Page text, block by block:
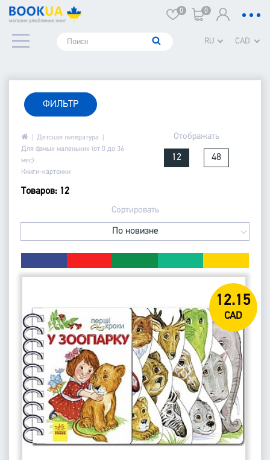
0 0
RU CAD
ФИЛЬТР
Детская литература
Для самых маленьких (от 0 до 36
мес)
Книги-картонки
Товаров: 12
Отображать
12 48
Сортировать
По новизне
12.15
CAD